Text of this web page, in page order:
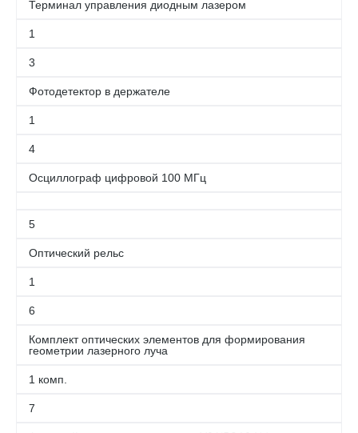
Терминал управления диодным лазером
1
3
Фотодетектор в держателе
1
4
Осциллограф цифровой 100 МГц
5
Оптический рельс
1
6
Комплект оптических элементов для формирования
геометрии лазерного луча
1 комп.
7